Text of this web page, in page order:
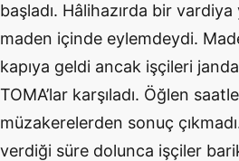
başladı. Hâlihazırda bir
maden içinde eylemdeydi.
kapıya geldi ancak işçileri
TOMA’lar karşıladı. Öğlen
müzakerelerden sonuç
verdiği süre dolunca işçiler